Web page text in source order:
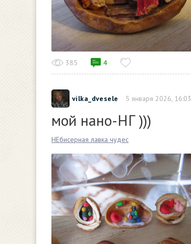
385 4
vilka_dvesele 5 января 2026, 16:03
мой нано-НГ )))
НЕбисерная лавка чудес